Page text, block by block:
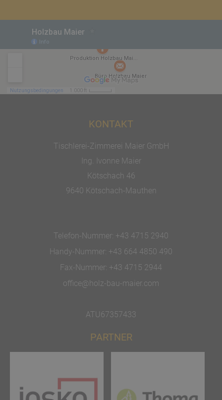
KONTAKT
Tischlerei-Zimmerei Maier GmbH
Ing. Ivonne Maier
Kötschach 46
9640 Kötschach-Mauthen
Telefon-Nummer: +43 4715 2940
Handy-Nummer: +43 664 4850 490
Fax-Nummer: +43 4715 2944
office@holz-bau-maier.com
ATU67357433
PARTNER